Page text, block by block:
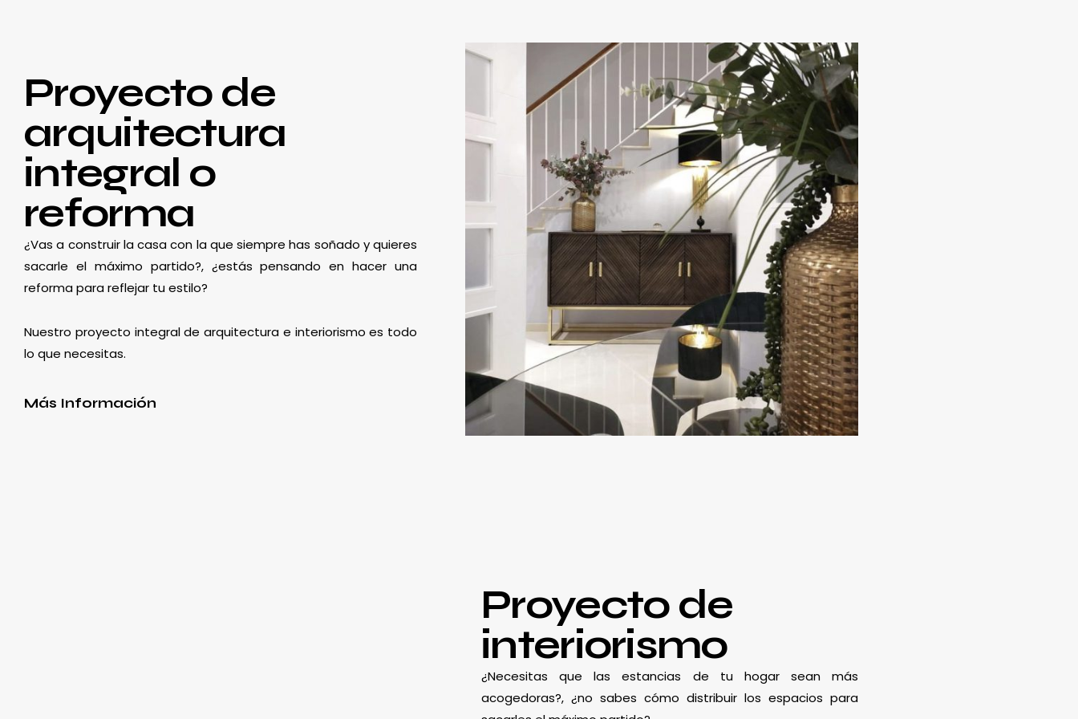
Proyecto de
arquitectura
integral o
reforma
¿Vas a construir la casa con la que siempre has soñado y quieres
sacarle el máximo partido?, ¿estás pensando en hacer una
reforma para reflejar tu estilo?
Nuestro proyecto integral de arquitectura e interiorismo es todo
lo que necesitas.
Más Información
Proyecto de
interiorismo
¿Necesitas que las estancias de tu hogar sean más
acogedoras?, ¿no sabes cómo distribuir los espacios para